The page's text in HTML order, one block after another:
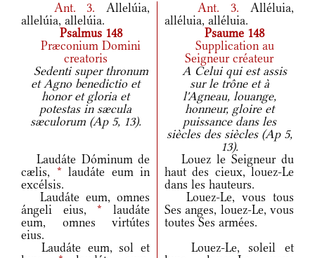
Ant. 3. Allelúia,
allelúia, allelúia.
Ant. 3. Alléluia,
alléluia, alléluia.
Psalmus 148
Psaume 148
Præconium Domini
creatoris
Supplication au
Seigneur créateur
Sedenti super thronum
et Agno benedictio et
honor et gloria et
potestas in sæcula
sæculorum (Ap 5, 13).
A Celui qui est assis
sur le trône et à
l'Agneau, louange,
honneur, gloire et
puissance dans les
siècles des siècles (Ap 5,
13).
Laudáte Dóminum de
cælis, * laudáte eum in
excélsis.
Louez le Seigneur du
haut des cieux, louez-Le
dans les hauteurs.
Laudáte eum, omnes
ángeli eius,* laudáte
eum, omnes virtútes
eius.
Louez-Le, vous tous
Ses anges, louez-Le, vous
toutes Ses armées.
Laudáte eum, sol et
Louez-Le, soleil et